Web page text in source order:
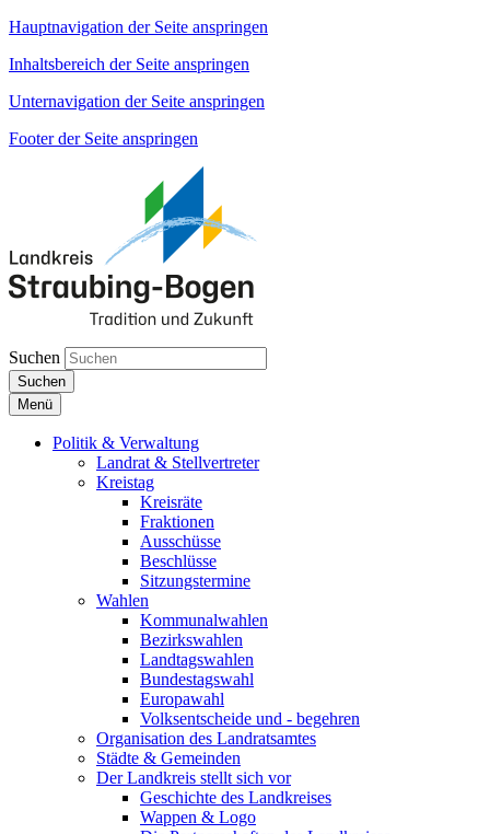
Hauptnavigation der Seite anspringen
Inhaltsbereich der Seite anspringen
Unternavigation der Seite anspringen
Footer der Seite anspringen
Suchen
Suchen
Menü
Politik & Verwaltung
Landrat & Stellvertreter
Kreistag
Kreisräte
Fraktionen
Ausschüsse
Beschlüsse
Sitzungstermine
Wahlen
Kommunalwahlen
Bezirkswahlen
Landtagswahlen
Bundestagswahl
Europawahl
Volksentscheide und - begehren
Organisation des Landratsamtes
Städte & Gemeinden
Der Landkreis stellt sich vor
Geschichte des Landkreises
Wappen & Logo